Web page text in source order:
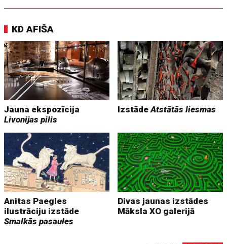
KD AFIŠA
Jauna ekspozīcija
Livonijas pilis
IzstādeAtstātās liesmas
Anitas Paegles
ilustrāciju izstāde
Smalkās pasaules
Divas jaunas izstādes
Māksla XO galerijā